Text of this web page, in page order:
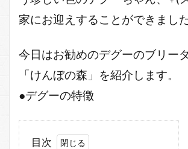
家にお迎えすることができました
今日はお勧めのデグーのブリー
「けんぼの森」を紹介します。
●デグーの特徴
目次